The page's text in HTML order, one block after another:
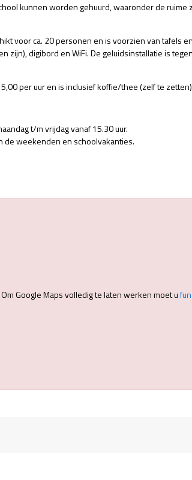
kunnen worden gehuurd, waaronder de ruime
voor ca. 20 personen en is voorzien van tafels
zijn), digibord en WiFi. De geluidsinstallatie is
per uur en is inclusief koffie/thee (zelf te
t/m vrijdag vanaf 15.30 uur.
de weekenden en schoolvakanties.
Om Google Maps volledig te laten werken moet u